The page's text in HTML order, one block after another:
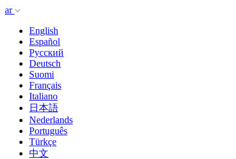
ar
English
Español
Русский
Deutsch
Suomi
Français
Italiano
日本語
Nederlands
Português
Türkçe
中文